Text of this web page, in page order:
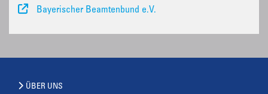
Bayerischer Beamtenbund e.V.
ÜBER UNS